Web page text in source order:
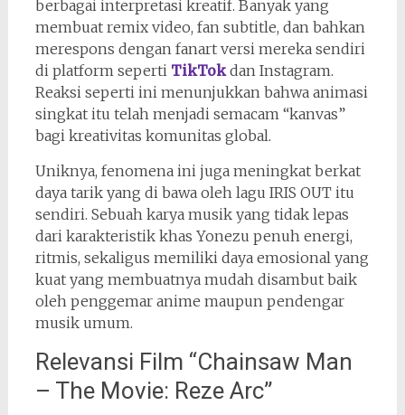
berbagai interpretasi kreatif. Banyak yang
membuat remix video, fan subtitle, dan bahkan
merespons dengan fanart versi mereka sendiri
di platform seperti TikTok dan Instagram.
Reaksi seperti ini menunjukkan bahwa animasi
singkat itu telah menjadi semacam “kanvas”
bagi kreativitas komunitas global.
Uniknya, fenomena ini juga meningkat berkat
daya tarik yang di bawa oleh lagu IRIS OUT itu
sendiri. Sebuah karya musik yang tidak lepas
dari karakteristik khas Yonezu penuh energi,
ritmis, sekaligus memiliki daya emosional yang
kuat yang membuatnya mudah disambut baik
oleh penggemar anime maupun pendengar
musik umum.
Relevansi Film “Chainsaw Man
– The Movie: Reze Arc”